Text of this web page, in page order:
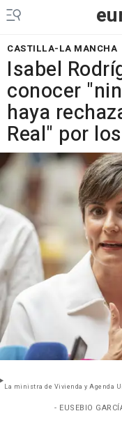
CASTILLA-LA MANCHA
Isabel
conocer
haya
Real" por
La ministra de Vivienda y Agenda
- EUSEBIO